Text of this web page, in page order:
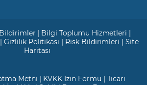
| Bilgi Toplumu Hizmetleri |
|Gizlilik Politikası | Risk Bildirimleri |Site
Haritası
Metni | KVKK İzin Formu | Ticari